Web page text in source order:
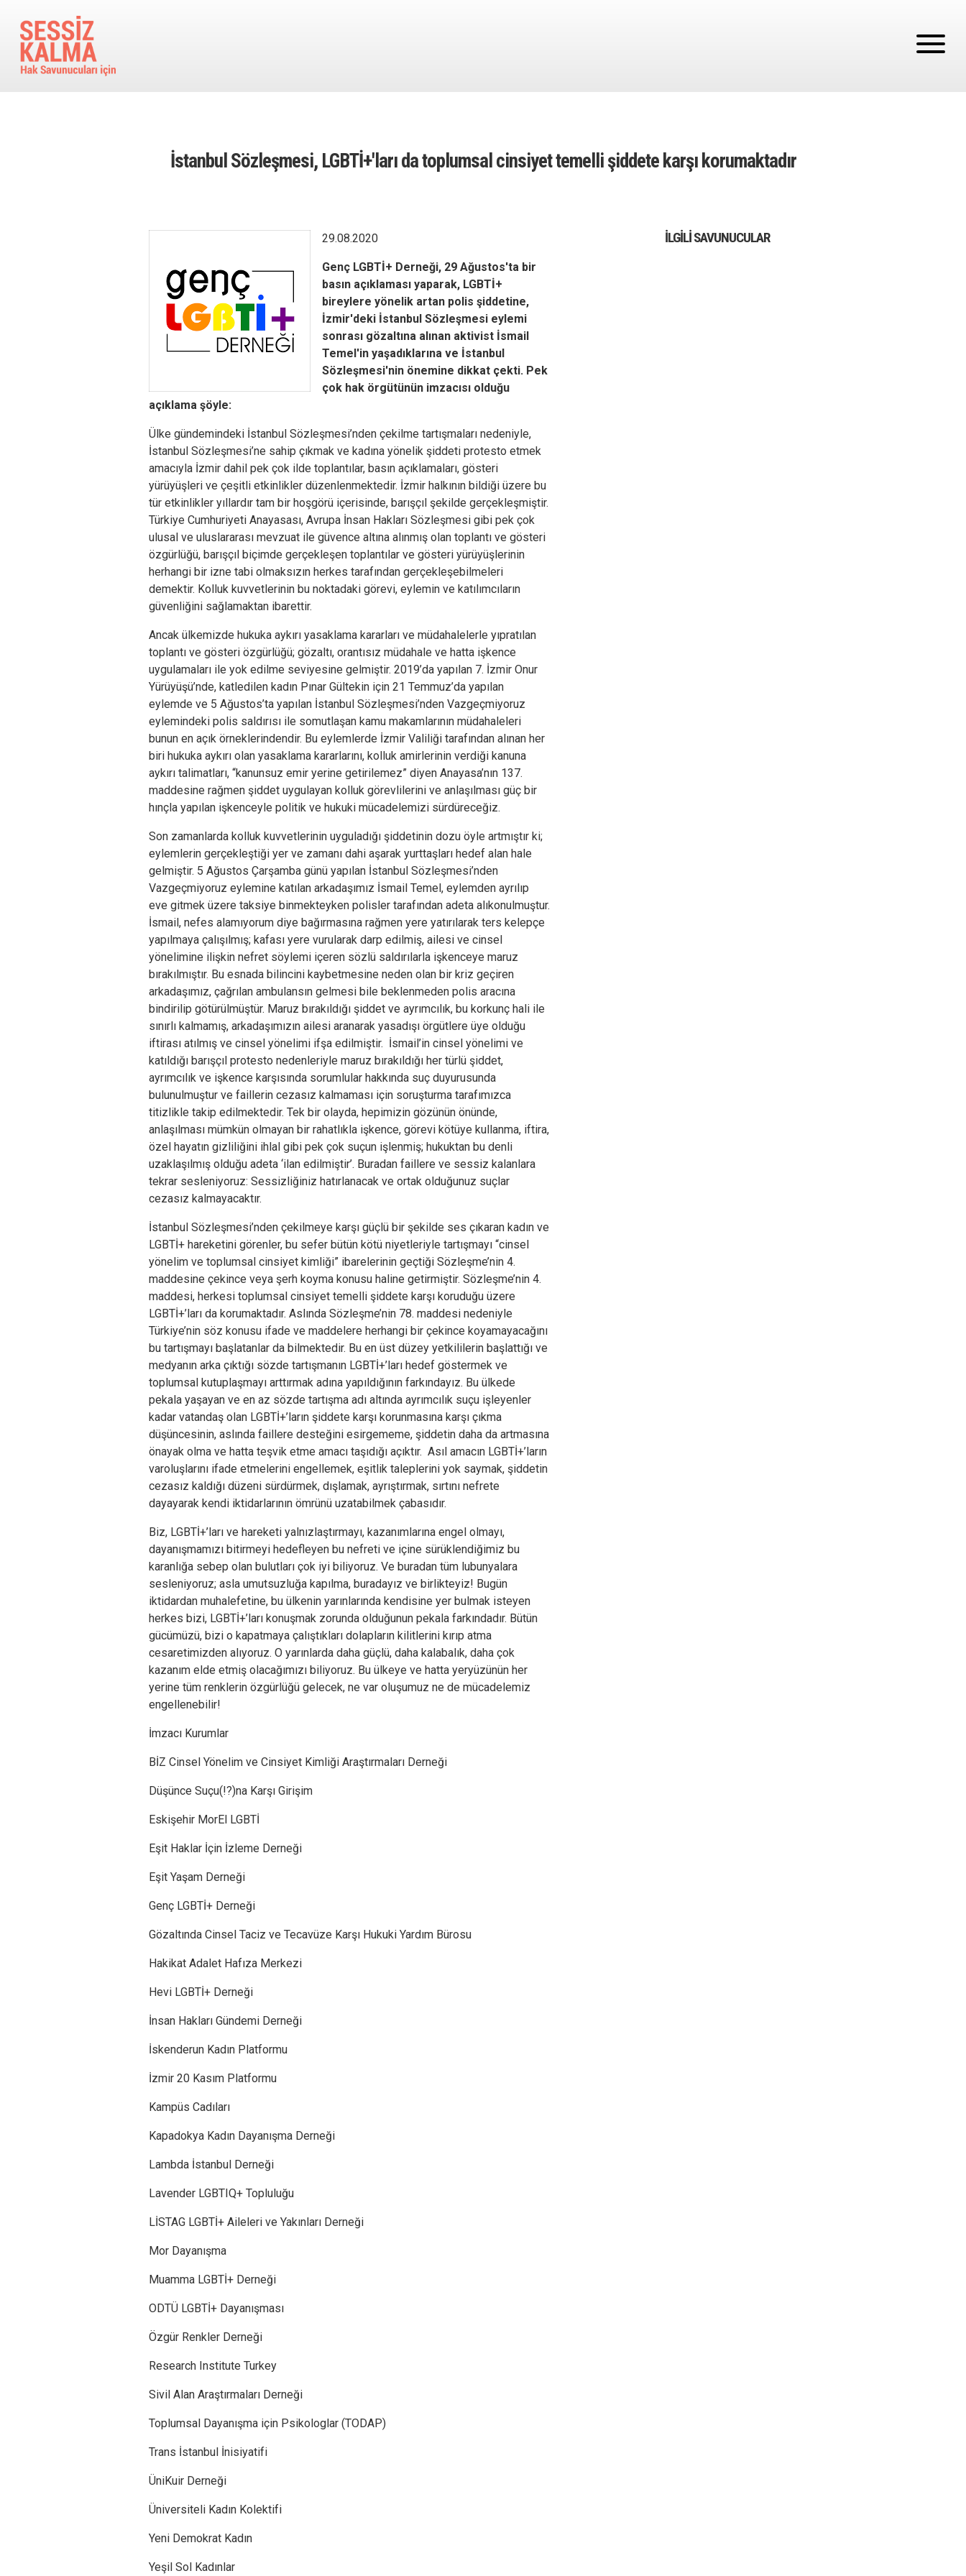
İstanbul Sözleşmesi, LGBTİ+'ları da toplumsal cinsiyet temelli şiddete karşı korumaktadır
29.08.2020
Genç LGBTİ+ Derneği, 29 Ağustos'ta bir
basın açıklaması yaparak, LGBTİ+
bireylere yönelik artan polis şiddetine,
İzmir'deki İstanbul Sözleşmesi eylemi
sonrası gözaltına alınan aktivist İsmail
Temel'in yaşadıklarına ve İstanbul
Sözleşmesi'nin önemine dikkat çekti. Pek
çok hak örgütünün imzacısı olduğu
açıklama şöyle:
Ülke gündemindeki İstanbul Sözleşmesi’nden çekilme tartışmaları nedeniyle,
İstanbul Sözleşmesi’ne sahip çıkmak ve kadına yönelik şiddeti protesto etmek
amacıyla İzmir dahil pek çok ilde toplantılar, basın açıklamaları, gösteri
yürüyüşleri ve çeşitli etkinlikler düzenlenmektedir. İzmir halkının bildiği üzere bu
tür etkinlikler yıllardır tam bir hoşgörü içerisinde, barışçıl şekilde gerçekleşmiştir.
Türkiye Cumhuriyeti Anayasası, Avrupa İnsan Hakları Sözleşmesi gibi pek çok
ulusal ve uluslararası mevzuat ile güvence altına alınmış olan toplantı ve gösteri
özgürlüğü, barışçıl biçimde gerçekleşen toplantılar ve gösteri yürüyüşlerinin
herhangi bir izne tabi olmaksızın herkes tarafından gerçekleşebilmeleri
demektir. Kolluk kuvvetlerinin bu noktadaki görevi, eylemin ve katılımcıların
güvenliğini sağlamaktan ibarettir.
Ancak ülkemizde hukuka aykırı yasaklama kararları ve müdahalelerle yıpratılan
toplantı ve gösteri özgürlüğü; gözaltı, orantısız müdahale ve hatta işkence
uygulamaları ile yok edilme seviyesine gelmiştir. 2019’da yapılan 7. İzmir Onur
Yürüyüşü’nde, katledilen kadın Pınar Gültekin için 21 Temmuz’da yapılan
eylemde ve 5 Ağustos’ta yapılan İstanbul Sözleşmesi’nden Vazgeçmiyoruz
eylemindeki polis saldırısı ile somutlaşan kamu makamlarının müdahaleleri
bunun en açık örneklerindendir. Bu eylemlerde İzmir Valiliği tarafından alınan her
biri hukuka aykırı olan yasaklama kararlarını, kolluk amirlerinin verdiği kanuna
aykırı talimatları, “kanunsuz emir yerine getirilemez” diyen Anayasa’nın 137.
maddesine rağmen şiddet uygulayan kolluk görevlilerini ve anlaşılması güç bir
hınçla yapılan işkenceyle politik ve hukuki mücadelemizi sürdüreceğiz.
Son zamanlarda kolluk kuvvetlerinin uyguladığı şiddetinin dozu öyle artmıştır ki;
eylemlerin gerçekleştiği yer ve zamanı dahi aşarak yurttaşları hedef alan hale
gelmiştir. 5 Ağustos Çarşamba günü yapılan İstanbul Sözleşmesi’nden
Vazgeçmiyoruz eylemine katılan arkadaşımız İsmail Temel, eylemden ayrılıp
eve gitmek üzere taksiye binmekteyken polisler tarafından adeta alıkonulmuştur.
İsmail, nefes alamıyorum diye bağırmasına rağmen yere yatırılarak ters kelepçe
yapılmaya çalışılmış; kafası yere vurularak darp edilmiş, ailesi ve cinsel
yönelimine ilişkin nefret söylemi içeren sözlü saldırılarla işkenceye maruz
bırakılmıştır. Bu esnada bilincini kaybetmesine neden olan bir kriz geçiren
arkadaşımız, çağrılan ambulansın gelmesi bile beklenmeden polis aracına
bindirilip götürülmüştür. Maruz bırakıldığı şiddet ve ayrımcılık, bu korkunç hali ile
sınırlı kalmamış, arkadaşımızın ailesi aranarak yasadışı örgütlere üye olduğu
iftirası atılmış ve cinsel yönelimi ifşa edilmiştir. İsmail’in cinsel yönelimi ve
katıldığı barışçıl protesto nedenleriyle maruz bırakıldığı her türlü şiddet,
ayrımcılık ve işkence karşısında sorumlular hakkında suç duyurusunda
bulunulmuştur ve faillerin cezasız kalmaması için soruşturma tarafımızca
titizlikle takip edilmektedir. Tek bir olayda, hepimizin gözünün önünde,
anlaşılması mümkün olmayan bir rahatlıkla işkence, görevi kötüye kullanma, iftira,
özel hayatın gizliliğini ihlal gibi pek çok suçun işlenmiş; hukuktan bu denli
uzaklaşılmış olduğu adeta ‘ilan edilmiştir’. Buradan faillere ve sessiz kalanlara
tekrar sesleniyoruz: Sessizliğiniz hatırlanacak ve ortak olduğunuz suçlar
cezasız kalmayacaktır.
İstanbul Sözleşmesi’nden çekilmeye karşı güçlü bir şekilde ses çıkaran kadın ve
LGBTİ+ hareketini görenler, bu sefer bütün kötü niyetleriyle tartışmayı “cinsel
yönelim ve toplumsal cinsiyet kimliği” ibarelerinin geçtiği Sözleşme’nin 4.
maddesine çekince veya şerh koyma konusu haline getirmiştir. Sözleşme’nin 4.
maddesi, herkesi toplumsal cinsiyet temelli şiddete karşı koruduğu üzere
LGBTİ+’ları da korumaktadır. Aslında Sözleşme’nin 78. maddesi nedeniyle
Türkiye’nin söz konusu ifade ve maddelere herhangi bir çekince koyamayacağını
bu tartışmayı başlatanlar da bilmektedir. Bu en üst düzey yetkililerin başlattığı ve
medyanın arka çıktığı sözde tartışmanın LGBTİ+’ları hedef göstermek ve
toplumsal kutuplaşmayı arttırmak adına yapıldığının farkındayız. Bu ülkede
pekala yaşayan ve en az sözde tartışma adı altında ayrımcılık suçu işleyenler
kadar vatandaş olan LGBTİ+’ların şiddete karşı korunmasına karşı çıkma
düşüncesinin, aslında faillere desteğini esirgememe, şiddetin daha da artmasına
önayak olma ve hatta teşvik etme amacı taşıdığı açıktır. Asıl amacın LGBTİ+’ların
varoluşlarını ifade etmelerini engellemek, eşitlik taleplerini yok saymak, şiddetin
cezasız kaldığı düzeni sürdürmek, dışlamak, ayrıştırmak, sırtını nefrete
dayayarak kendi iktidarlarının ömrünü uzatabilmek çabasıdır.
Biz, LGBTİ+’ları ve hareketi yalnızlaştırmayı, kazanımlarına engel olmayı,
dayanışmamızı bitirmeyi hedefleyen bu nefreti ve içine sürüklendiğimiz bu
karanlığa sebep olan bulutları çok iyi biliyoruz. Ve buradan tüm lubunyalara
sesleniyoruz; asla umutsuzluğa kapılma, buradayız ve birlikteyiz! Bugün
iktidardan muhalefetine, bu ülkenin yarınlarında kendisine yer bulmak isteyen
herkes bizi, LGBTİ+’ları konuşmak zorunda olduğunun pekala farkındadır. Bütün
gücümüzü, bizi o kapatmaya çalıştıkları dolapların kilitlerini kırıp atma
cesaretimizden alıyoruz. O yarınlarda daha güçlü, daha kalabalık, daha çok
kazanım elde etmiş olacağımızı biliyoruz. Bu ülkeye ve hatta yeryüzünün her
yerine tüm renklerin özgürlüğü gelecek, ne var oluşumuz ne de mücadelemiz
engellenebilir!
İmzacı Kurumlar
BİZ Cinsel Yönelim ve Cinsiyet Kimliği Araştırmaları Derneği
Düşünce Suçu(!?)na Karşı Girişim
Eskişehir MorEl LGBTİ
Eşit Haklar İçin İzleme Derneği
Eşit Yaşam Derneği
Genç LGBTİ+ Derneği
Gözaltında Cinsel Taciz ve Tecavüze Karşı Hukuki Yardım Bürosu
Hakikat Adalet Hafıza Merkezi
Hevi LGBTİ+ Derneği
İnsan Hakları Gündemi Derneği
İskenderun Kadın Platformu
İzmir 20 Kasım Platformu
Kampüs Cadıları
Kapadokya Kadın Dayanışma Derneği
Lambda İstanbul Derneği
Lavender LGBTIQ+ Topluluğu
LİSTAG LGBTİ+ Aileleri ve Yakınları Derneği
Mor Dayanışma
Muamma LGBTİ+ Derneği
ODTÜ LGBTİ+ Dayanışması
Özgür Renkler Derneği
Research Institute Turkey
Sivil Alan Araştırmaları Derneği
Toplumsal Dayanışma için Psikologlar (TODAP)
Trans İstanbul İnisiyatifi
ÜniKuir Derneği
Üniversiteli Kadın Kolektifi
Yeni Demokrat Kadın
Yeşil Sol Kadınlar
İLGILI SAVUNUCULAR